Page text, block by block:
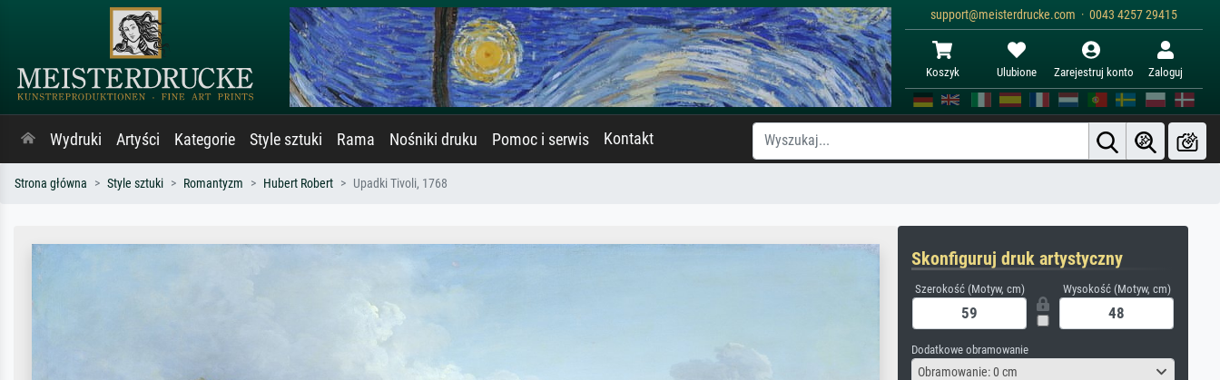
support@meisterdrucke.com · 0043 4257 29415
Koszyk Ulubione Zarejestruj konto Zaloguj
Wydruki Artyści Kategorie Style sztuki Rama Nośniki druku Pomoc i serwis Kontakt
Strona główna Style sztuki Romantyzm Hubert Robert Upadki Tivoli, 1768
Skonfiguruj druk artystyczny
Szerokość (Motyw, cm) Wysokość (Motyw, cm)
Dodatkowe obramowanie
Obramowanie: 0 cm